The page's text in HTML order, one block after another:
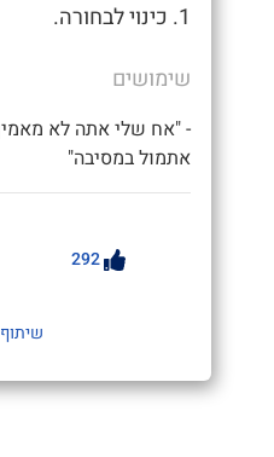
1. כינוי לבחורה.
שימושים
- "אח שלי אתה לא
אתמול במסיבה"
292
שיתוף